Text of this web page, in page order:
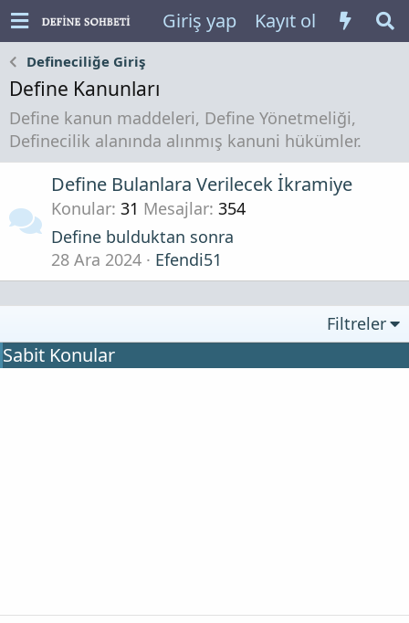
Giriş yap Kayıt ol
Defineciliğe Giriş
Define Kanunları
Define kanun maddeleri, Define Yönetmeliği,
Definecilik alanında alınmış kanuni hükümler.
Define Bulanlara Verilecek İkramiye
Konular 31 Mesajlar 354
Define bulduktan sonra
28 Ara 2024
Efendi51
Filtreler
Sabit Konular